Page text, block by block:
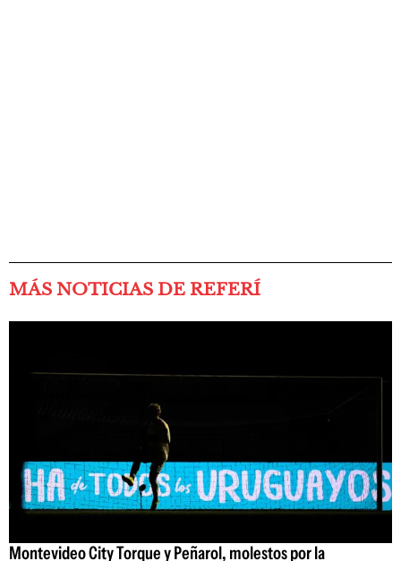
MÁS NOTICIAS DE REFERÍ
Montevideo City Torque y Peñarol, molestos por la